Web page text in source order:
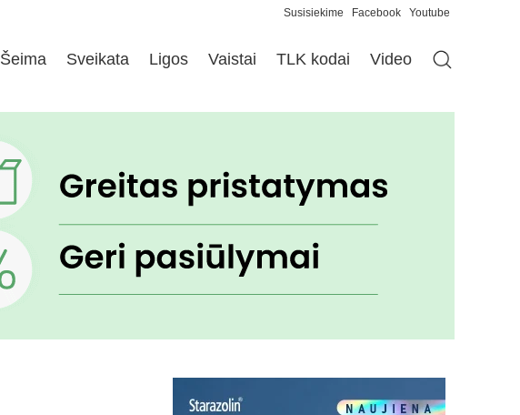
Susisiekime Facebook Youtube
Šeima Sveikata Ligos Vaistai TLK kodai Video